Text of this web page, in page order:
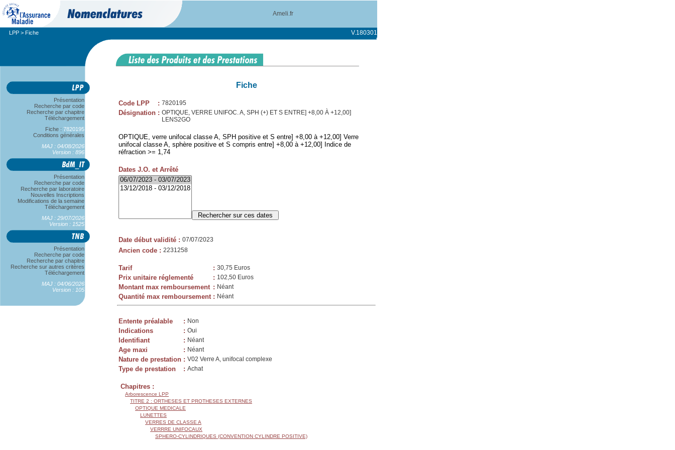
Ameli.fr
LPP > Fiche V.180301
Présentation
Recherche par code
Recherche par chapitre
Téléchargement
Fiche : 7820195
Conditions générales
MAJ : 04/08/2026
Version : 896
Présentation
Recherche par code
Recherche par laboratoire
Nouvelles Inscriptions
Modifications de la semaine
Téléchargement
MAJ : 29/07/2026
Version : 1525
Présentation
Recherche par code
Recherche par chapitre
Recherche sur autres critères
Téléchargement
MAJ : 04/06/2026
Version : 105
Fiche
Code LPP : 7820195
Désignation : OPTIQUE, VERRE UNIFOC. A, SPH (+) ET S ENTRE] +8,00 À +12,00]
LENS2GO
OPTIQUE, verre unifocal classe A, SPH positive et S entre] +8,00 à +12,00] Verre
unifocal classe A, sphère positive et S compris entre] +8,00 à +12,00] Indice de
réfraction >= 1,74
Dates J.O. et Arrêté
Date début validité : 07/07/2023
Ancien code : 2231258
Tarif : 30,75 Euros
Prix unitaire réglementé : 102,50 Euros
Montant max remboursement : Néant
Quantité max remboursement : Néant
Entente préalable : Non
Indications : Oui
Identifiant : Néant
Age maxi : Néant
Nature de prestation : V02 Verre A, unifocal complexe
Type de prestation : Achat
Chapitres :
Arborescence LPP
TITRE 2 : ORTHESES ET PROTHESES EXTERNES
OPTIQUE MEDICALE
LUNETTES
VERRES DE CLASSE A
VERRRE UNIFOCAUX
SPHERO-CYLINDRIQUES (CONVENTION CYLINDRE POSITIVE)